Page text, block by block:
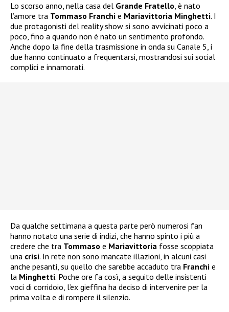
Lo scorso anno, nella casa del Grande Fratello, è nato
l’amore tra Tommaso Franchi e Mariavittoria Minghetti. I
due protagonisti del reality show si sono avvicinati poco a
poco, fino a quando non è nato un sentimento profondo.
Anche dopo la fine della trasmissione in onda su Canale 5, i
due hanno continuato a frequentarsi, mostrandosi sui social
complici e innamorati.
Da qualche settimana a questa parte però numerosi fan
hanno notato una serie di indizi, che hanno spinto i più a
credere che tra Tommaso e Mariavittoria fosse scoppiata
una crisi. In rete non sono mancate illazioni, in alcuni casi
anche pesanti, su quello che sarebbe accaduto tra Franchi e
la Minghetti. Poche ore fa così, a seguito delle insistenti
voci di corridoio, l’ex gieffina ha deciso di intervenire per la
prima volta e di rompere il silenzio.